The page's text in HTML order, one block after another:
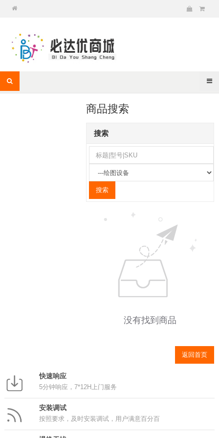
商品搜索
搜索
没有找到商品
返回首页
快速响应
5分钟响应，7*12H上门服务
安装调试
按照要求，及时安装调试，用户满意百分百